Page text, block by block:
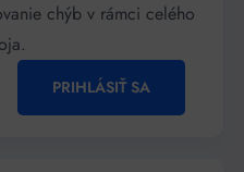
chýb v rámci celého
PRIHLÁSIŤ SA